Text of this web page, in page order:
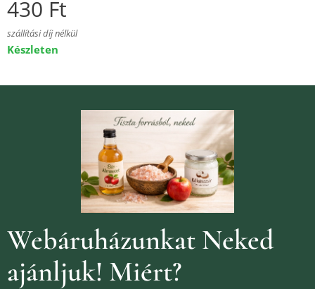
430 Ft
szállítási díj nélkül
Készleten
Webáruházunkat Neked
ajánljuk! Miért?